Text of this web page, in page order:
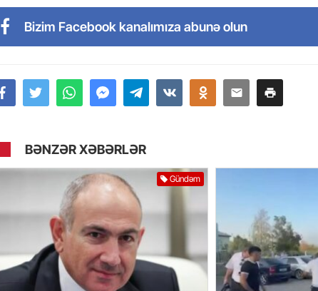
Bizim Facebook kanalımıza abunə olun
BƏNZƏR XƏBƏRLƏR
Gündəm